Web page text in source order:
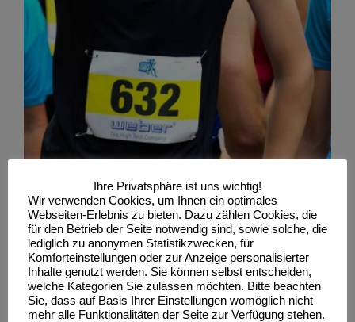
Ihre Privatsphäre ist uns wichtig!
Wir verwenden Cookies, um Ihnen ein optimales
Webseiten-Erlebnis zu bieten. Dazu zählen Cookies, die
für den Betrieb der Seite notwendig sind, sowie solche, die
lediglich zu anonymen Statistikzwecken, für
Komforteinstellungen oder zur Anzeige personalisierter
Inhalte genutzt werden. Sie können selbst entscheiden,
welche Kategorien Sie zulassen möchten. Bitte beachten
Sie, dass auf Basis Ihrer Einstellungen womöglich nicht
mehr alle Funktionalitäten der Seite zur Verfügung stehen.